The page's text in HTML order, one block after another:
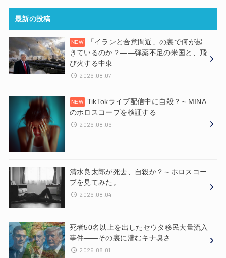
最新の投稿
「イランと合意間近」の裏で何が起
きているのか？——弾薬不足の米国と、飛
び火する中東
2026.08.07
TikTokライブ配信中に自殺？～MINA
のホロスコープを検証する
2026.08.06
清水良太郎が死去、自殺か？～ホロスコー
プを見てみた。
2026.08.04
死者50名以上を出したセウタ移民大量流入
事件——その裏に潜むキナ臭さ
2026.08.01